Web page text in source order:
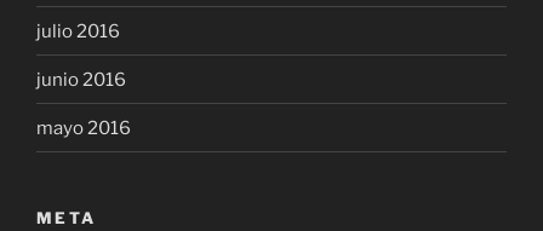
julio 2016
junio 2016
mayo 2016
META